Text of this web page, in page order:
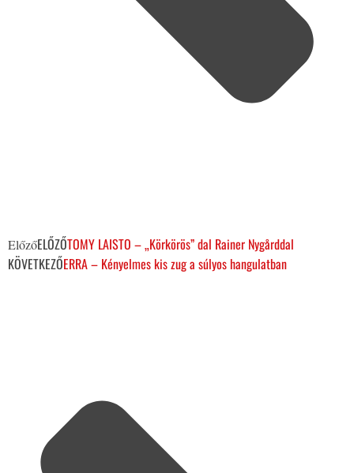
ElőzőELŐZŐTOMY LAISTO – „Körkörös” dal Rainer Nygårddal
KÖVETKEZŐERRA – Kényelmes kis zug a súlyos hangulatban